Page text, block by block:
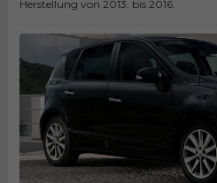
Herstellung von 2013. bis 2016.